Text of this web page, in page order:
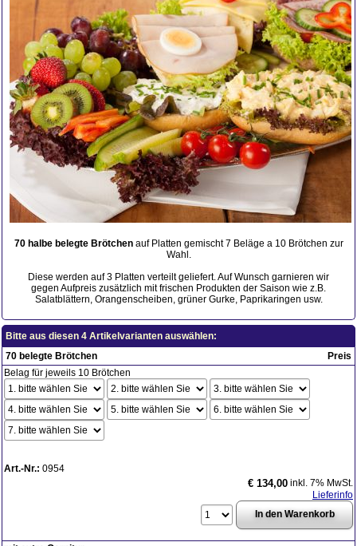
70 halbe belegte Brötchen auf Platten gemischt 7 Beläge a 10 Brötchen zur
Wahl.
Diese werden auf 3 Platten verteilt geliefert. Auf Wunsch garnieren wir
gegen Aufpreis zusätzlich mit frischen Produkten der Saison wie z.B.
Salatblättern, Orangenscheiben, grüner Gurke, Paprikaringen usw.
Bitte aus diesen 4 Artikelvarianten auswählen:
70 belegte Brötchen
Preis
Belag für jeweils 10 Brötchen
Art.-Nr.: 0954
€ 134,00 inkl. 7% MwSt.
Lieferinfo